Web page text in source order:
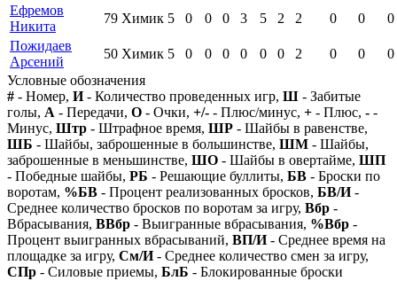
Ефремов
Никита
79 Химик 5 0 0 0 3 5 2 2 0 0
0
Пожидаев
Арсений
50 Химик 5 0 0 0 0 0 0 2 0 0
0
Условные обозначения
# - Номер, И- Количество проведенных игр, Ш - Забитые
голы, А - Передачи, О - Очки, +/- - Плюс/минус, + - Плюс, - -
Минус, Штр - Штрафное время, ШР - Шайбы в равенстве,
ШБ - Шайбы, заброшенные в большинстве, ШМ - Шайбы,
заброшенные в меньшинстве, ШО - Шайбы в овертайме, ШП
- Победные шайбы, РБ - Решающие буллиты, БВ - Броски по
воротам, %БВ - Процент реализованных бросков, БВ/И-
Среднее количество бросков по воротам за игру, Вбр -
Вбрасывания, ВВбр - Выигранные вбрасывания, %Вбр -
Процент выигранных вбрасываний, ВП/И- Среднее время на
площадке за игру, См/И- Среднее количество смен за игру,
СПр - Силовые приемы, БлБ - Блокированные броски